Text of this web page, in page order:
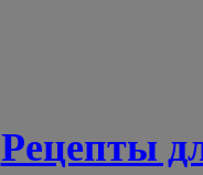
Рецепты